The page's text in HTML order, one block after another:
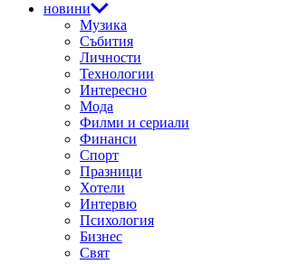
новини
Музика
Събития
Личности
Технологии
Интересно
Мода
Филми и сериали
Финанси
Спорт
Празници
Хотели
Интервю
Психология
Бизнес
Свят